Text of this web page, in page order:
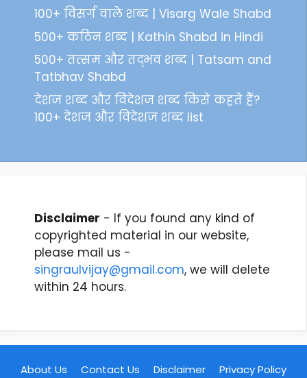
100+ विसर्ग वाले शब्द | Visarg Wale Shabd
500+ कठिन शब्द | Kathin Shabd in Hindi
500+ तत्सम और तद्भव शब्द | Tatsam and
Tatbhav Shabd
देशज शब्द और विदेशज शब्द किसे कहते हैं?
100+ देशज और विदेशज शब्द list
Disclaimer - If you found any kind of
copyrighted material in our website,
please mail us -
singraulvijay@gmail.com, we will delete
within 24 hours.
About Us Contact Us Disclaimer Privacy Policy